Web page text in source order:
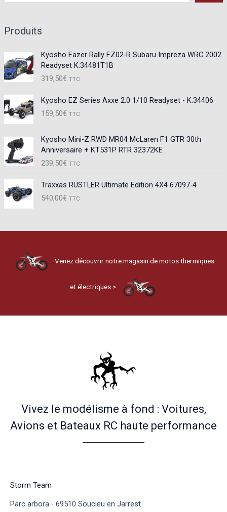
Produits
Kyosho Fazer Rally FZ02-R Subaru Impreza WRC 2002
Readyset K.34481T1B
319,50€ TTC
Kyosho EZ Series Axxe 2.0 1/10 Readyset - K.34406
159,50€ TTC
Kyosho Mini-Z RWD MR04 McLaren F1 GTR 30th
Anniversaire + KT531P RTR 32372KE
239,50€ TTC
Traxxas RUSTLER Ultimate Edition 4X4 67097-4
540,00€ TTC
Venez découvrir notre magasin de motos thermiques
et électriques >
Vivez le modélisme à fond : Voitures,
Avions et Bateaux RC haute performance
Storm Team
Parc arbora - 69510 Soucieu en Jarrest